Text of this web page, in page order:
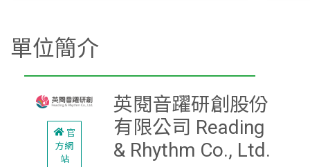
單位簡介
官
方網
站
英閱音躍研創股份
有限公司 Reading
& Rhythm Co., Ltd.